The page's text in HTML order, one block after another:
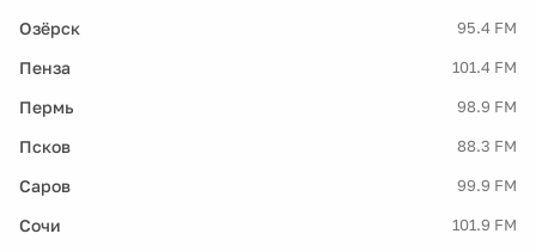
Озёрск 95.4 FM
Пенза 101.4 FM
Пермь 98.9 FM
Псков 88.3 FM
Саров 99.9 FM
Сочи 101.9 FM